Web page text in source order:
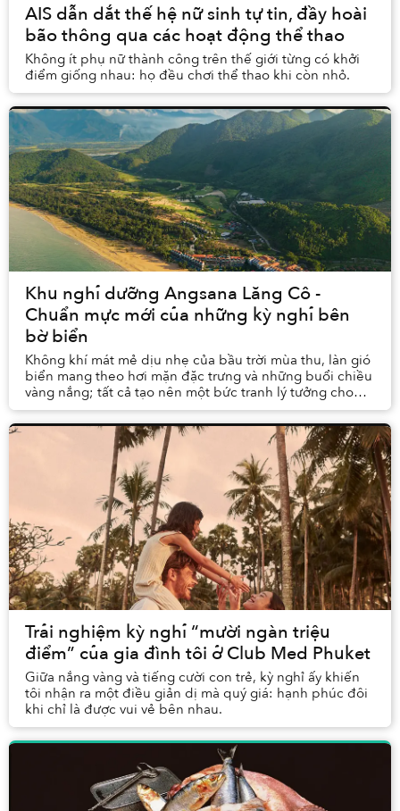
AIS dẫn dắt thế hệ nữ sinh tự tin, đầy hoài
bão thông qua các hoạt động thể thao
Không ít phụ nữ thành công trên thế giới từng có khởi
điểm giống nhau: họ đều chơi thể thao khi còn nhỏ.
Khu nghỉ dưỡng Angsana Lăng Cô -
Chuẩn mực mới của những kỳ nghỉ bên
bờ biển
Không khí mát mẻ dịu nhẹ của bầu trời mùa thu, làn gió
biển mang theo hơi mặn đặc trưng và những buổi chiều
vàng nắng; tất cả tạo nên một bức tranh lý tưởng cho
chuyến nghỉ dưỡng cuối năm. Tại Angsana...
Trải nghiệm kỳ nghỉ “mười ngàn triệu
điểm” của gia đình tôi ở Club Med Phuket
Giữa nắng vàng và tiếng cười con trẻ, kỳ nghỉ ấy khiến
tôi nhận ra một điều giản dị mà quý giá: hạnh phúc đôi
khi chỉ là được vui vẻ bên nhau.